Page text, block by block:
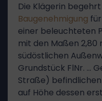
Die Klägerin
Baugenehmigung
einer beleuchteten
mit den Maßen 2,80
südöstlichen
Grundstück FlNr. …
Straße)
auf Höhe dessen